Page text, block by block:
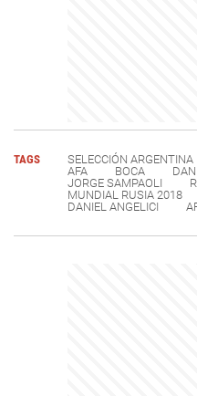
TAGS SELECCIÓN ARGENTINA
AFA
BOCA
JORGE SAMPAOLI
MUNDIAL RUSIA 2018
DANIEL ANGELICI